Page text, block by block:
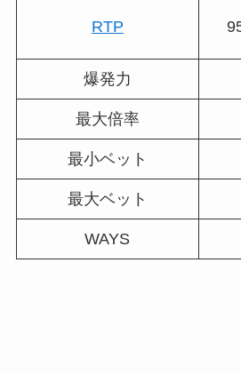
RTP
爆発力
最大倍率
最小ベット
最大ベット
WAYS